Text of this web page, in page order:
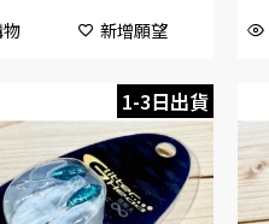
新增願望
1-3日出貨